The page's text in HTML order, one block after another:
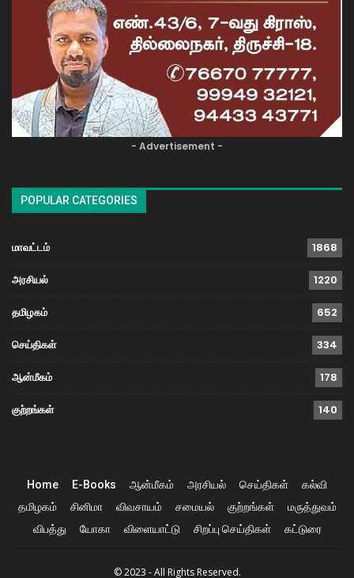
- Advertisement -
POPULAR CATEGORIES
மாவட்டம் 1868
அரசியல் 1220
தமிழகம் 652
செய்திகள் 334
ஆன்மீகம் 178
குற்றங்கள் 140
Home E-Books ஆன்மீகம் அரசியல் செய்திகள்
கல்வி
தமிழகம்
சினிமா விவசாயம் சமையல் குற்றங்கள்
மருத்துவம்
விபத்து
யோகா விளையாட்டு சிறப்பு செய்திகள் கட்டுரை
© 2023 - All Rights Reserved.